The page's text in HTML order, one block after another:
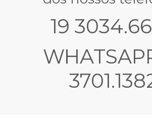
19